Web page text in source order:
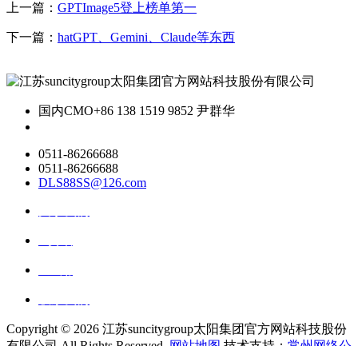
上一篇： GPTImage5登上榜单第一
下一篇： hatGPT、Gemini、Claude等东西
国内CMO+86 138 1519 9852 尹群华
0511-86266688
0511-86266688
DLS88SS@126.com
Copyright © 2026 江苏suncitygroup太阳集团官方网站科技股份